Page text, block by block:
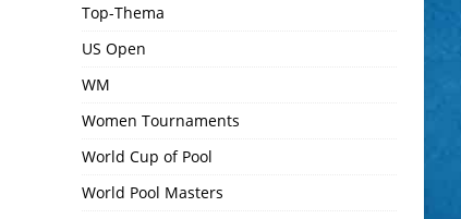
Top-Thema
US Open
WM
Women Tournaments
World Cup of Pool
World Pool Masters